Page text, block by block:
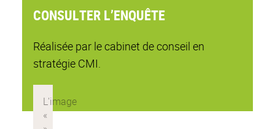
CONSULTER L’ENQUÊTE
Réalisée par le cabinet de conseil en
stratégie CMI.